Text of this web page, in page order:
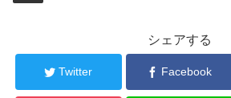
シェアする
Twitter Facebook